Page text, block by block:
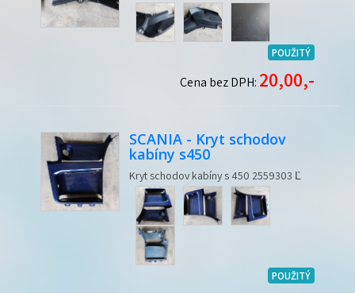
POUŽITÝ
Cena bez DPH: 20,00,-
SCANIA - Kryt schodov
kabíny s450
Kryt schodov kabíny s 450 2559303 Ľ
POUŽITÝ